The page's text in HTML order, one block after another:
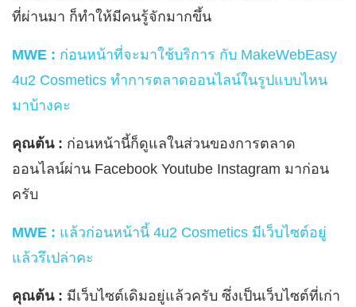
ที่ผ่านมา ก็ทำให้มีคนรู้จักมากขึ้น
MWE : ก่อนหน้าที่จะมาใช้บริการ กับ MakeWebEasy
4u2 Cosmetics ทำการตลาดออนไลน์ในรูปแบบไหน
มาบ้างคะ
คุณต้น : ก่อนหน้านี้ก็ดูแลในส่วนของการตลาด
ออนไลน์ผ่าน Facebook Youtube Instagram มาก่อน
ครับ
MWE : แล้วก่อนหน้านี้ 4u2 Cosmetics มีเว็บไซต์อยู่
แล้วรึเปล่าคะ
คุณต้น : มีเว็บไซต์เดิมอยู่แล้วครับ ซึ่งเป็นเว็บไซต์ที่เก่า